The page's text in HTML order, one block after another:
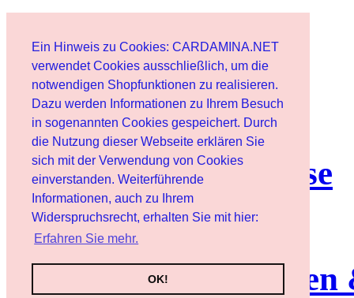
Ein Hinweis zu Cookies: CARDAMINA.NET
verwendet Cookies ausschließlich, um die
notwendigen Shopfunktionen zu realisieren.
Dazu werden Informationen zu Ihrem Besuch
in sogenannten Cookies gespeichert. Durch
die Nutzung dieser Webseite erklären Sie
sich mit der Verwendung von Cookies
einverstanden. Weiterführende
Informationen, auch zu Ihrem
Widerspruchsrecht, erhalten Sie mit hier:
Erfahren Sie mehr.
OK!
Benutzer
Newsletter
Nutzungshinweise
Service